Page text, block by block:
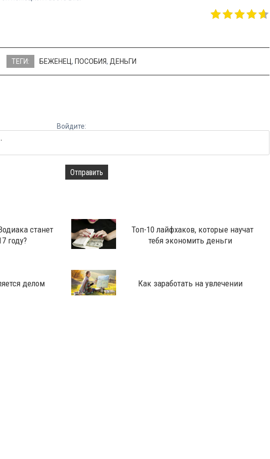
ТЕГИ: БЕЖЕНЕЦ, ПОСОБИЯ,ДЕНЬГИ
Войдите:
Отправить
станет
году?
Топ-10 лайфхаков, которые научат
тебя экономить деньги
делом Как заработать на увлечении